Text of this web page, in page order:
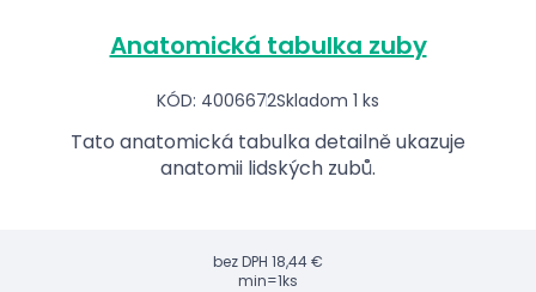
Anatomická tabulka zuby
KÓD: 4006672Skladom 1 ks
Tato anatomická tabulka detailně ukazuje
anatomii lidských zubů.
bez DPH 18,44 €
min=1ks